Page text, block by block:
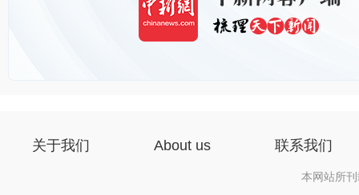
关于我们 About us 联系我们
本网站所